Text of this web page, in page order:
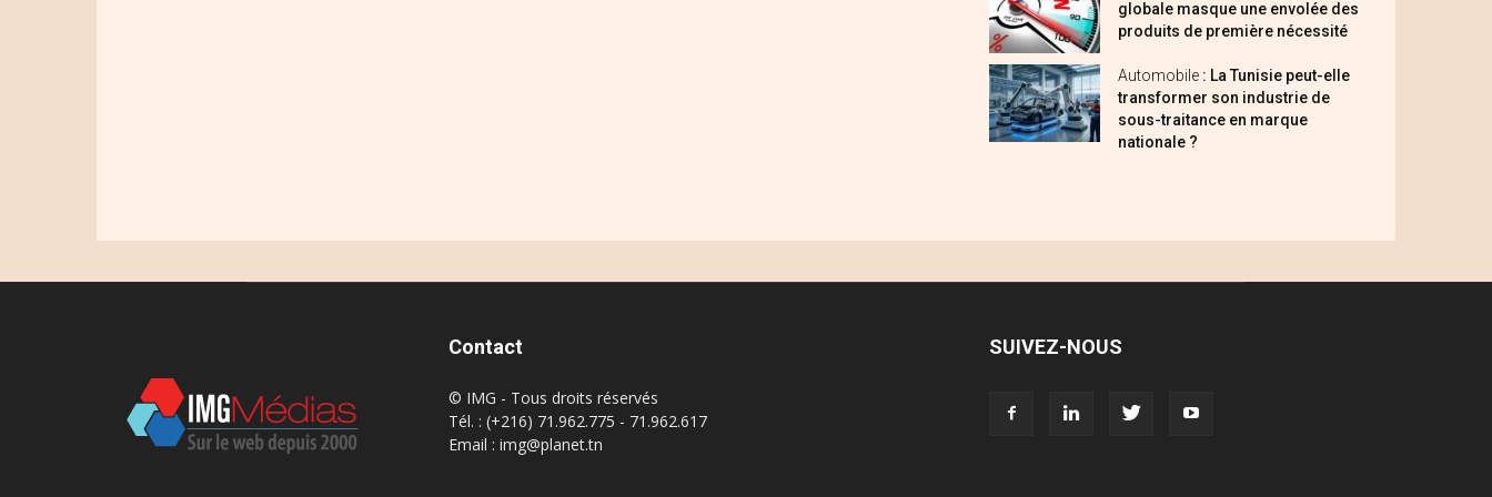
globale masque une envolée des
produits de première nécessité
Automobile : La Tunisie peut-elle
transformer son industrie de
sous-traitance en marque
nationale ?
Contact
© IMG - Tous droits réservés
Tél. : (+216) 71.962.775 - 71.962.617
Email : img@planet.tn
SUIVEZ-NOUS